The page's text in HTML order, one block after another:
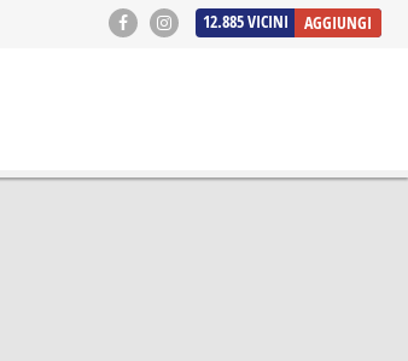
12.885VICINI AGGIUNGI